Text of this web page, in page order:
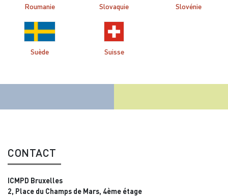
Roumanie Slovaquie Slovénie
Suède Suisse
CONTACT
ICMPD Bruxelles
2, Place du Champs de Mars, 4ème étage